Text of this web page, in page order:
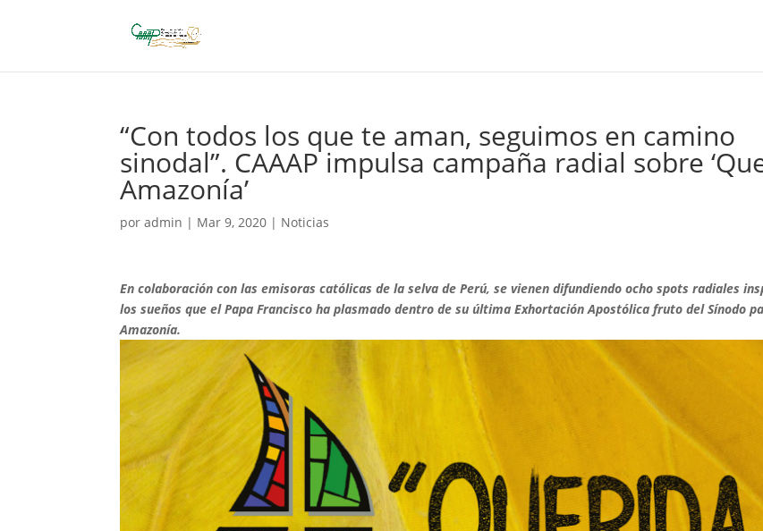
“Con todos los que te aman, seguimos en camino
sinodal”. CAAAP impulsa campaña radial sobre
Amazonía’
poradmin | Mar 9, 2020 | Noticias
En colaboración con las emisoras católicas de la selva de Perú, se vienen difundiendo ocho spots radiales
los sueños que el Papa Francisco ha plasmado dentro de su última Exhortación Apostólica fruto del Sínodo
Amazonía.